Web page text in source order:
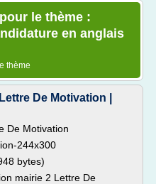
le thème :
en anglais
thème
De Motivation |
De Motivation
244x300
bytes)
mairie 2 Lettre De